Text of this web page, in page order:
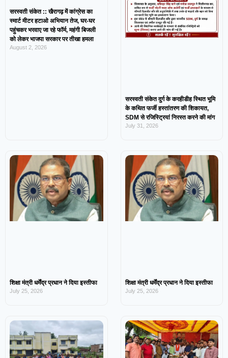
सरस्वती संकेत :: खैरागढ़ में कांग्रेस का
स्मार्ट मीटर हटाओ अभियान तेज, घर-घर
पहुंचकर भरवाए जा रहे फॉर्म, महंगी बिजली
को लेकर भाजपा सरकार पर तीखा हमला
August 2, 2026
सरस्वती संकेत दुर्ग के करहीडीह स्थित भूमि
के कथित फर्जी हस्तांतरण की शिकायत,
SDM से रजिस्ट्रियां निरस्त करने की मांग
July 31, 2026
शिक्षा मंत्री धर्मेंद्र प्रधान ने दिया इस्तीफा
July 25, 2026
शिक्षा मंत्री धर्मेंद्र प्रधान ने दिया इस्तीफा
July 25, 2026